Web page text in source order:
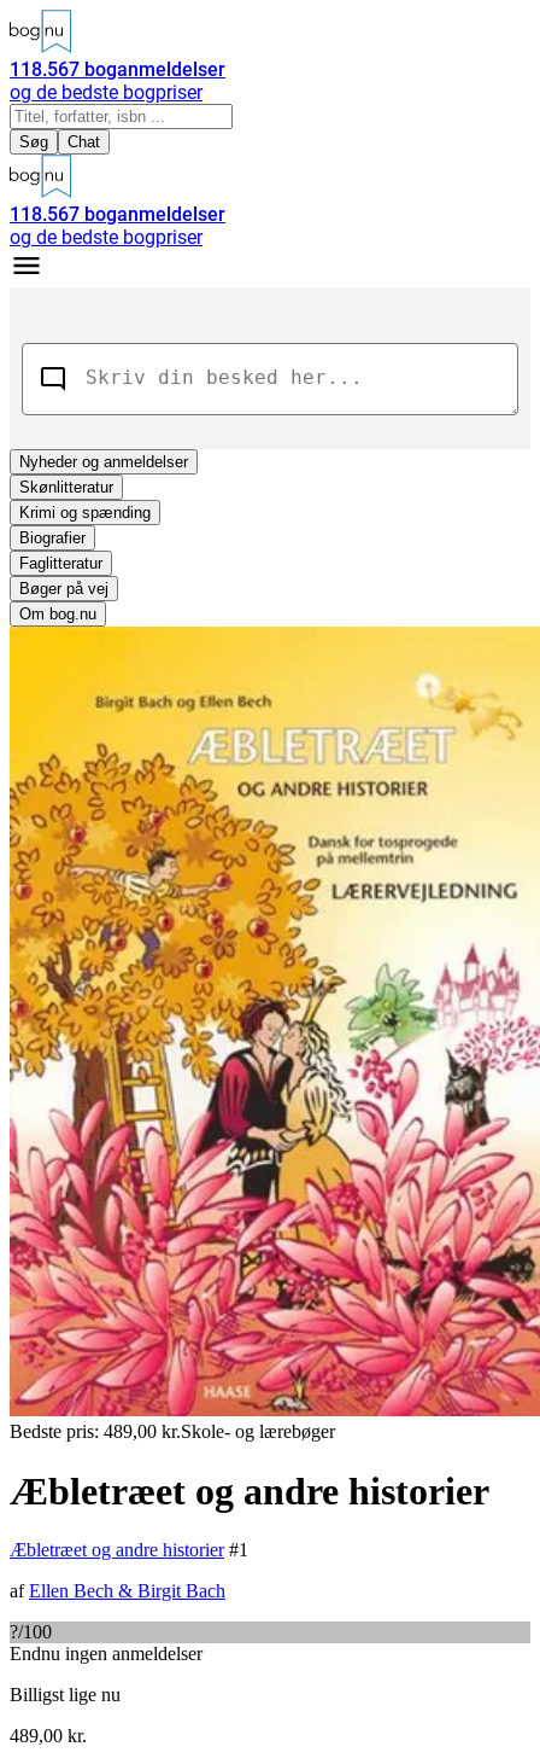
118.567 boganmeldelser
og de bedste bogpriser
Søg Chat
118.567 boganmeldelser
og de bedste bogpriser
Nyhederog anmeldelser
Skønlitteratur
Krimi og spænding
Biografier
Faglitteratur
Bøger på vej
Om bog.nu
Bedste pris: 489,00 kr.Skole- og lærebøger
Æbletræet og andre historier
Æbletræet og andre historier #1
afEllen Bech & Birgit Bach
?/100
Endnu ingen anmeldelser
Billigst lige nu
489,00 kr.